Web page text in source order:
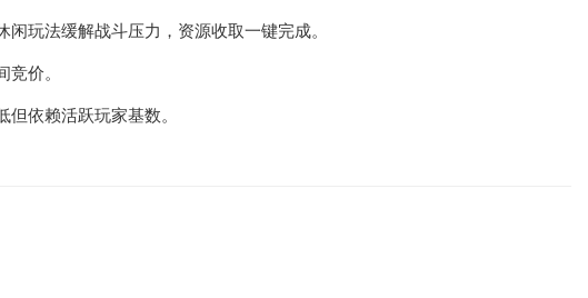
玩法缓解战斗压力，资源收取一键完成。
价。
依赖活跃玩家基数。